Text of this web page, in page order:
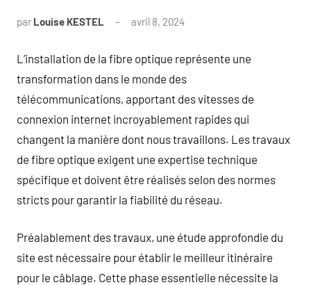
par Louise KESTEL avril 8, 2024
L’installation de la fibre optique représente une
transformation dans le monde des
télécommunications, apportant des vitesses de
connexion internet incroyablement rapides qui
changent la manière dont nous travaillons. Les travaux
de fibre optique exigent une expertise technique
spécifique et doivent être réalisés selon des normes
stricts pour garantir la fiabilité du réseau.
Préalablement des travaux, une étude approfondie du
site est nécessaire pour établir le meilleur itinéraire
pour le câblage. Cette phase essentielle nécessite la